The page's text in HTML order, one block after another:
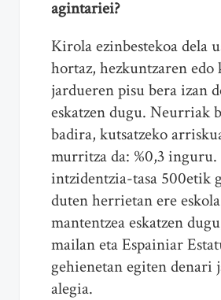
agintariei?
Kirola ezinbestekoa dela
hortaz, hezkuntzaren
jardueren pisu bera izan
eskatzen dugu. Neurriak
badira, kutsatzeko
murritza da: %0,3
intzidentzia-tasa 500etik
duten herrietan ere
mantentzea eskatzen
mailan eta Espainiar
gehienetan egiten denari
alegia.